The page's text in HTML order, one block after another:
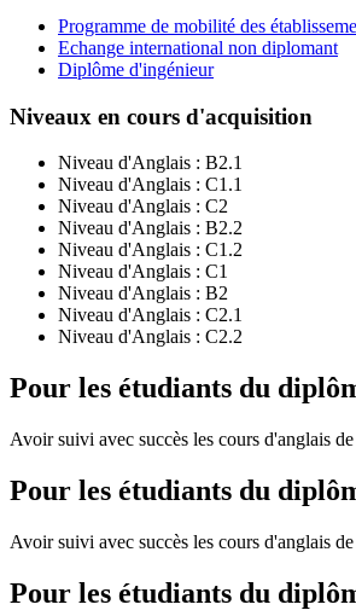
Programme de mobilité des
Echange international non diplomant
Diplôme d'ingénieur
Niveaux en cours d'acquisition
Niveau d'Anglais : B2.1
Niveau d'Anglais : C1.1
Niveau d'Anglais : C2
Niveau d'Anglais : B2.2
Niveau d'Anglais : C1.2
Niveau d'Anglais : C1
Niveau d'Anglais : B2
Niveau d'Anglais : C2.1
Niveau d'Anglais : C2.2
Pour les étudiants du
Avoir suivi avec succès les cours d'anglais
Pour les étudiants du
Avoir suivi avec succès les cours d'anglais
Pour les étudiants du